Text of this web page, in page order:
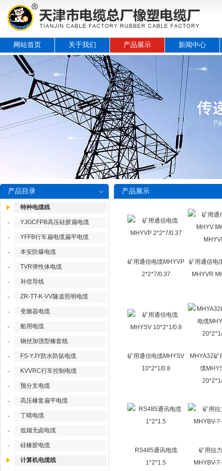
网站首页 关于我们 产品展示 新闻中心
产品目录
特种电缆线
- YJGCFPB高压硅胶扁电缆
- YFFB行车扁电缆扁平电缆
- 本安防爆电缆
- TVR弹性体电缆
- 补偿导线
- ZR-TT-K-VV隧道照明电缆
- 变频器电缆
- 船用电缆
- 钢丝加强型橡套线
- FS-YJY防水防鼠电缆
- KVVRC行车控制电缆
- 预分支电缆
- 高压橡套扁平电缆
- 丁晴电缆
- 低烟无卤电缆
- 硅橡胶电缆
计算机电缆线
产品展示
矿用通信电缆MHYVP
2*2*7/0.37
矿用通信电
MHYVR
矿用通信电缆MHYSV
10*2*1/0.8
MHYA32矿
缆
RS485通讯电缆
1*2*1.5
矿用拉
MHYBV-